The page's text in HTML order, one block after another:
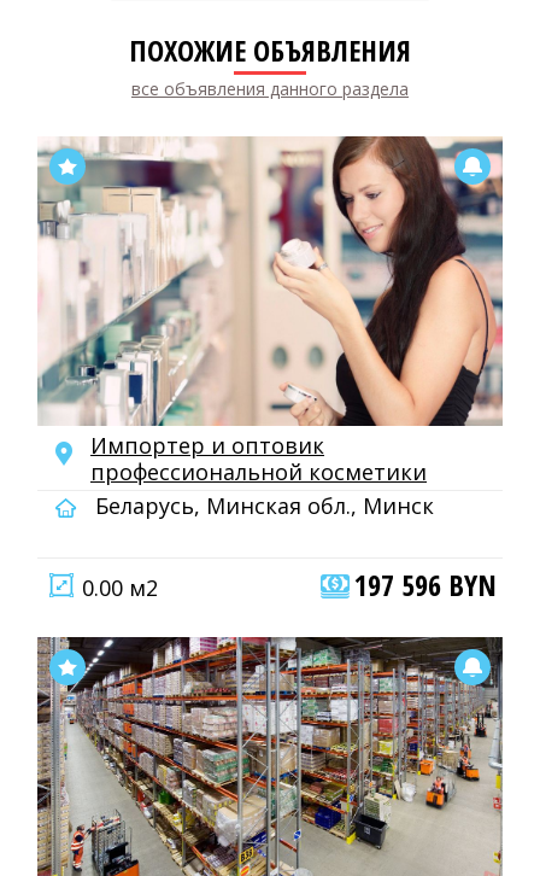
ПОХОЖИЕ ОБЪЯВЛЕНИЯ
все объявления данного раздела
Импортер и оптовик
профессиональной косметики
Беларусь, Минская обл., Минск
0.00 м2 197 596 BYN